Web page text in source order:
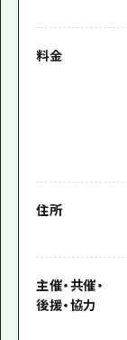
料金
住所
主催・共催・
後援・協力